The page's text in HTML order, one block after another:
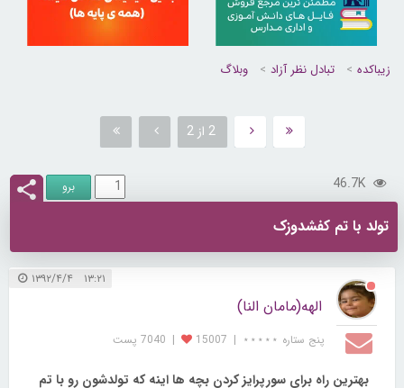
زیباکده تبادل نظر آزاد وبلاگ
2 از 2
46.7K
تولد با تم کفشدوزک
۱۳:۲۱ ۱۳۹۲/۴/۴
الهه(مامان النا)
پنج ستاره ⋆⋆⋆⋆⋆ |
15007
| 7040 پست
بهترین راه برای سورپرایز کردن بچه ها اینه که تولدشون رو با تم